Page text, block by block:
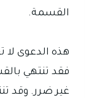
القسمة.
هذه الدعوى لا
فقد تنتهي
غير ضرر. وقد